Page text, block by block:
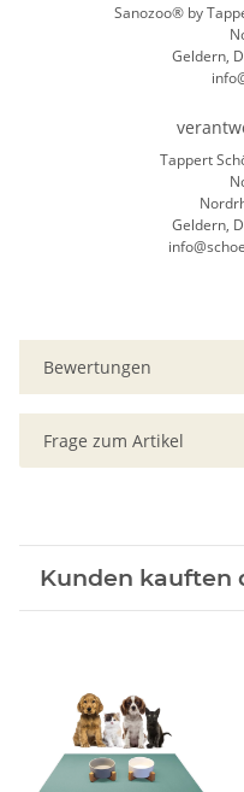
Sanozoo® by
Geldern,
Tappert
Geldern,
Bewertungen
Frage zum Artikel
Kunden kauften